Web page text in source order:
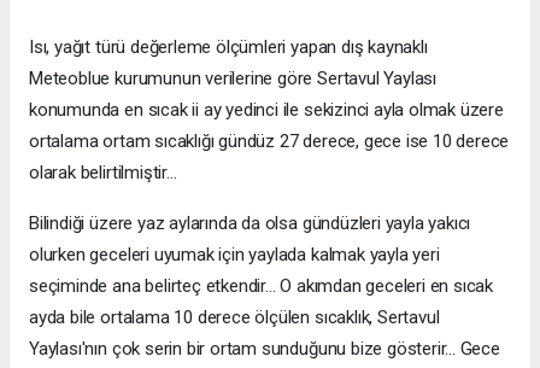
Isı, yağıt türü değerleme ölçümleri yapan dış kaynaklı
Meteoblue kurumunun verilerine göre Sertavul Yaylası
konumunda en sıcak ii ay yedinci ile sekizinci ayla olmak üzere
ortalama ortam sıcaklığı gündüz 27 derece, gece ise 10 derece
olarak belirtilmiştir...
Bilindiği üzere yaz aylarında da olsa gündüzleri yayla yakıcı
olurken geceleri uyumak için yaylada kalmak yayla yeri
seçiminde ana belirteç etkendir... O akımdan geceleri en sıcak
ayda bile ortalama 10 derece ölçülen sıcaklık, Sertavul
Yaylası'nın çok serin bir ortam sunduğunu bize gösterir... Gece